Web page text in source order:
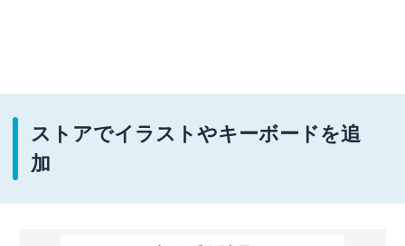
ストアでイラストやキーボードを追
加